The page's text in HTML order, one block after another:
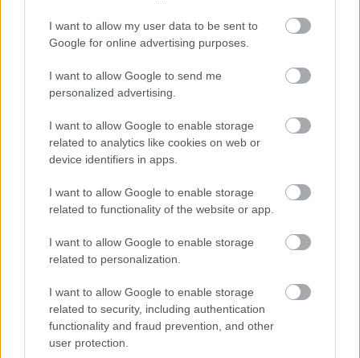
I want to allow my user data to be sent to
Google for online advertising purposes.
I want to allow Google to send me
personalized advertising.
I want to allow Google to enable storage
related to analytics like cookies on web or
device identifiers in apps.
I want to allow Google to enable storage
related to functionality of the website or app.
I want to allow Google to enable storage
related to personalization.
I want to allow Google to enable storage
related to security, including authentication
functionality and fraud prevention, and other
user protection.
(10.05.2026)
2026-05-07 08:02
Gdzie oglądać transmisję na żywo z meczu Wisła Płock - Motor
Lublin? Spotkanie w niedzielę, 10 maja 2026 roku o godz. 14:45
w ramach PKO BP Ekstraklasa (32. kolejka). Poniżej szczegóły
transmisji. Wisła Płock - Motor Lublin. Gdzie oglądać transmisję?
Mecz Wisła Płock - Motor Lubli...
Wisła Płock - wszystkie powiązane newsy
Asseco Resovia| Developres Rzeszów |ITA TOOLS Stal Mielec
Cellfast Wilki Krosno| Texom Stal Rzeszów|Stal Mielec
Motor Lublin|Stal Rzeszów| Stal Stalowa Wola|Wisła Kraków
Resovia|Wieczysta Kraków